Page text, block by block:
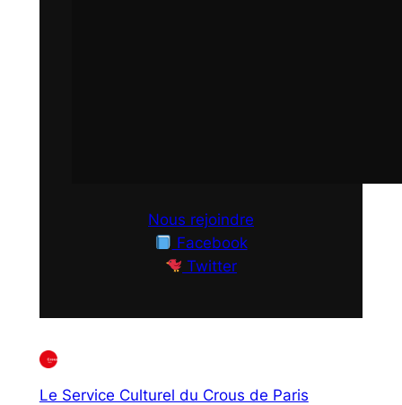
Nous rejoindre
Facebook
Twitter
Le Service Culturel du Crous de Paris